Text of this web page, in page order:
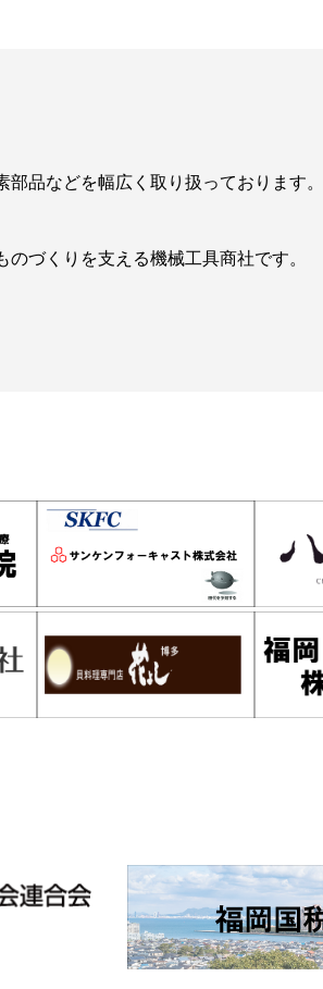
品などを幅広く取り扱っております。
づくりを支える機械工具商社です。